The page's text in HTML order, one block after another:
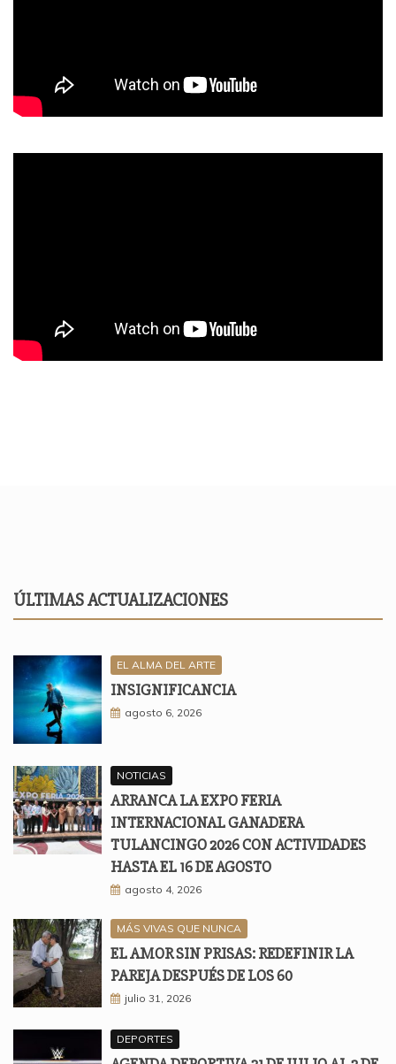
ÚLTIMAS ACTUALIZACIONES
EL ALMA DEL ARTE
INSIGNIFICANCIA
agosto 6, 2026
NOTICIAS
ARRANCA LA EXPO FERIA
INTERNACIONAL GANADERA
TULANCINGO 2026 CON ACTIVIDADES
HASTA EL 16 DE AGOSTO
agosto 4, 2026
MÁS VIVAS QUE NUNCA
EL AMOR SIN PRISAS: REDEFINIR LA
PAREJA DESPUÉS DE LOS 60
julio 31, 2026
DEPORTES